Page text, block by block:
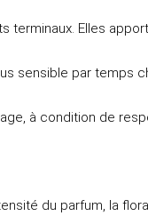
terminaux. Elles
sensible par temps
à condition de
du parfum, la